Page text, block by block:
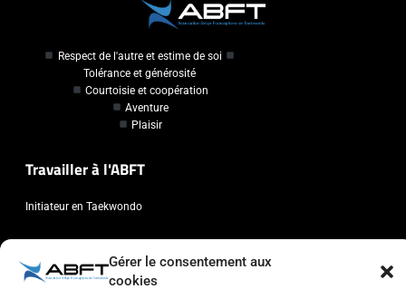
Gérer le consentement aux
cookies
Respect de l'autre et estime de soi
Tolérance et générosité
Courtoisie et coopération
Aventure
Plaisir
Travailler à l'ABFT
Initiateur en Taekwondo